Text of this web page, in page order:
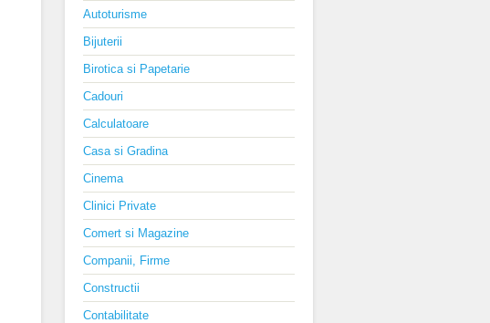
Autoturisme
Bijuterii
Birotica si Papetarie
Cadouri
Calculatoare
Casa si Gradina
Cinema
Clinici Private
Comert si Magazine
Companii, Firme
Constructii
Contabilitate